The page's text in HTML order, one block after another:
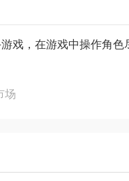
戏，在游戏中操作角
场